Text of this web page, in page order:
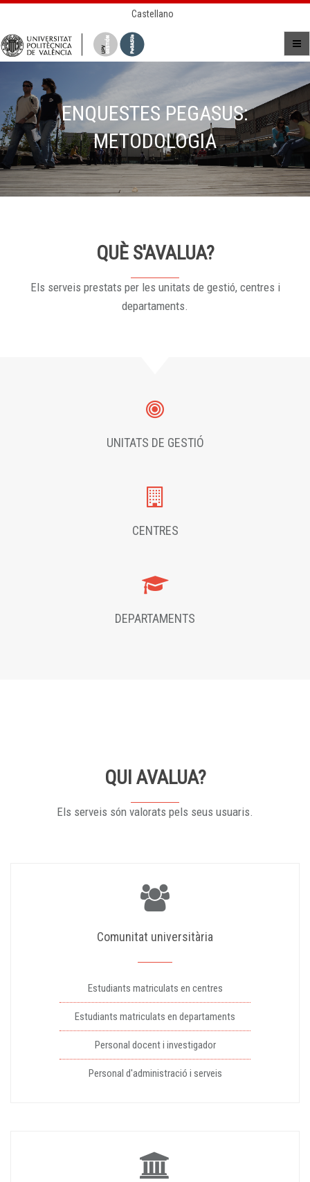
Castellano
ENQUESTES PEGASUS:
METODOLOGIA
QUÈ S'AVALUA?
Els serveis prestats per les unitats de gestió, centres i
departaments.
UNITATS DE GESTIÓ
CENTRES
DEPARTAMENTS
QUI AVALUA?
Els serveis són valorats pels seus usuaris.
Comunitat universitària
Estudiants matriculats en centres
Estudiants matriculats en departaments
Personal docent i investigador
Personal d'administració i serveis